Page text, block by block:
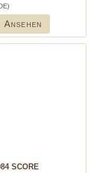
Ansehen
SCORE